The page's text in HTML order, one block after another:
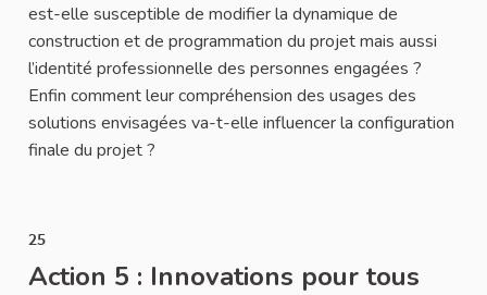
est-elle susceptible de modifier la dynamique de
construction et de programmation du projet mais aussi
l’identité professionnelle des personnes engagées ?
Enfin comment leur compréhension des usages des
solutions envisagées va-t-elle influencer la configuration
finale du projet ?
25
Action 5 : Innovations pour tous